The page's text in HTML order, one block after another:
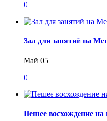
0
Зал для занятий на
Май 05
0
Пешее восхождение